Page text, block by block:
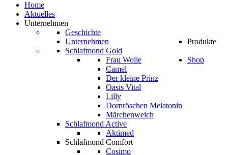
Home
Aktuelles
Unternehmen
Geschichte
Unternehmen
Produkte
Schlafmond Gold
Frau Wolle
Camel
Der kleine Prinz
Oasis Vital
Lilly
Dornröschen Melatonin
Märchenweich
Schlafmond Active
Aktimed
Schlafmond Comfort
Cosimo
Shop